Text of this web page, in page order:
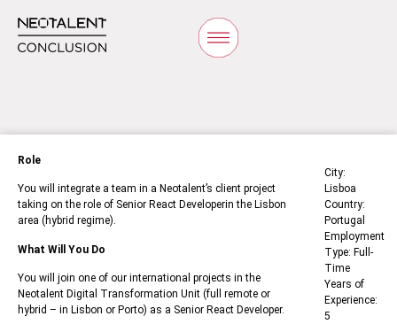
Role
You will integrate a team in a Neotalent’s client project
taking on the role of Senior React Developerin the Lisbon
area (hybrid regime).
What Will You Do
You will join one of our international projects in the
Neotalent Digital Transformation Unit (full remote or
hybrid – in Lisbon or Porto) as a Senior React Developer.
City:
Lisboa
Country:
Portugal
Employment
Type: Full-
Time
Years of
Experience:
5